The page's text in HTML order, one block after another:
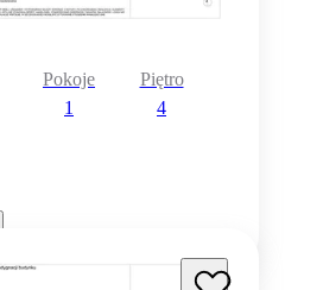
Pokoje
1
Piętro
4